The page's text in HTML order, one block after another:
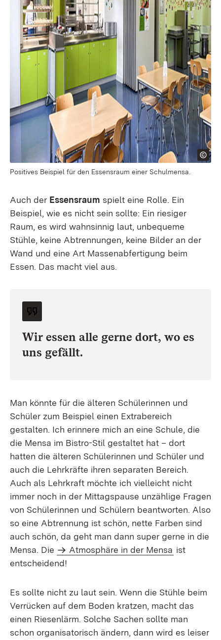
Positives Beispiel für den Essensraum einer Schulmensa.
Auch der Essensraum spielt eine Rolle. Ein
Beispiel, wie es nicht sein sollte: Ein riesiger
Raum, es wird wahnsinnig laut, unbequeme
Stühle, keine Abtrennungen, keine Bilder an der
Wand und eine Art Massenabfertigung beim
Essen. Das macht viel aus.
Wir essen alle gerne dort, wo es
uns gefällt.
Man könnte für die älteren Schülerinnen und
Schüler zum Beispiel einen Extrabereich
gestalten. Ich erinnere mich an eine Schule, die
die Mensa im Bistro-Stil gestaltet hat – dort
hatten die älteren Schülerinnen und Schüler und
auch die Lehrkräfte ihren separaten Bereich.
Auch als Lehrkraft möchte ich vielleicht nicht
immer noch in der Mittagspause unzählige Fragen
von Schülerinnen und Schülern beantworten. Also
so eine Abtrennung ist schön, nette Farben sind
auch schön, da geht man dann super gerne in die
Mensa. Die
Atmosphäre in der Mensa ist
entscheidend!
Es sollte nicht zu laut sein. Wenn die Stühle beim
Verrücken auf dem Boden kratzen, macht das
einen Riesenlärm. Solche Sachen sollte man
schon organisatorisch ändern, dann wird es leiser